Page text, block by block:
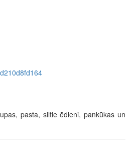
pasta, siltie ēdieni, pankūkas un